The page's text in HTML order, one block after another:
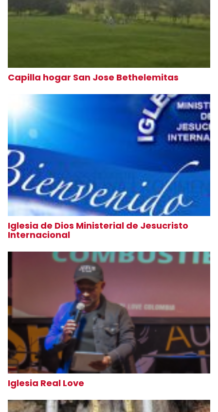
Capilla hogar San Jose Bethelemitas
Iglesia de Dios Ministerial de Jesucristo
Internacional
Iglesia Real Love